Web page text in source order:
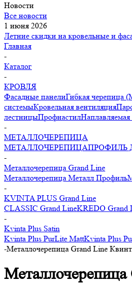
Новости
Все новости
1 июня 2026
Летние скидки на кровельные и
Главная
-
Каталог
-
КРОВЛЯ
Фасадные панелиГибкая черепица
системыКровельная вентиляция
лестницыПрофнастилНаплавляемая
-
МЕТАЛЛОЧЕРЕПИЦА
МЕТАЛЛОЧЕРЕПИЦАПРОФИЛЬ
-
Металлочерепица Grand Line
Металлочерепица Металл Профиль
-
KVINTA PLUS Grand Line
CLASSIC Grand LineKREDO Grand
-
Kvinta Plus Satin
Kvinta Plus PurLite MattKvinta Plus
-Металлочерепица Grand Line